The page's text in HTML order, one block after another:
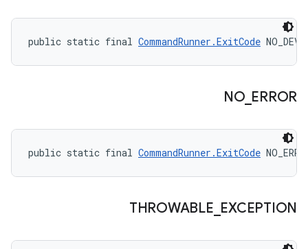
public static final CommandRunner.ExitCode
NO_ ERROR
public static final CommandRunner.ExitCode
THROWABLE EXCEPTION